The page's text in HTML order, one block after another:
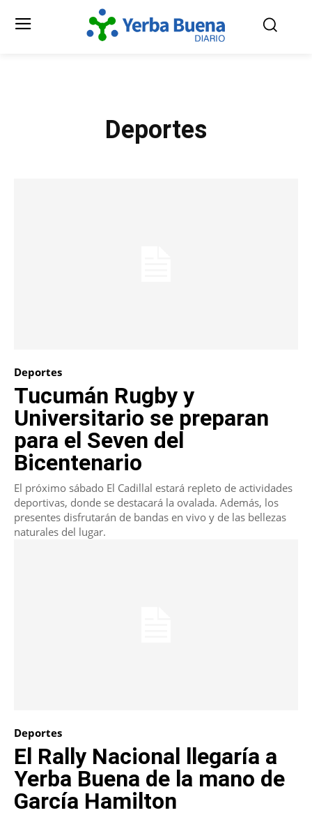
Deportes
Deportes
Tucumán Rugby y
Universitario se preparan
para el Seven del
Bicentenario
El próximo sábado El Cadillal estará repleto de actividades
deportivas, donde se destacará la ovalada. Además, los
presentes disfrutarán de bandas en vivo y de las bellezas
naturales del lugar.
Deportes
El Rally Nacional llegaría a
Yerba Buena de la mano de
García Hamilton